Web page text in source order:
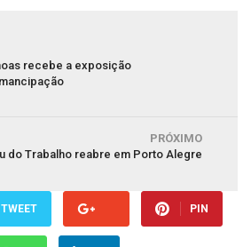
recebe a exposição
PRÓXIMO
do Trabalho reabre em Porto Alegre
TWEET PIN